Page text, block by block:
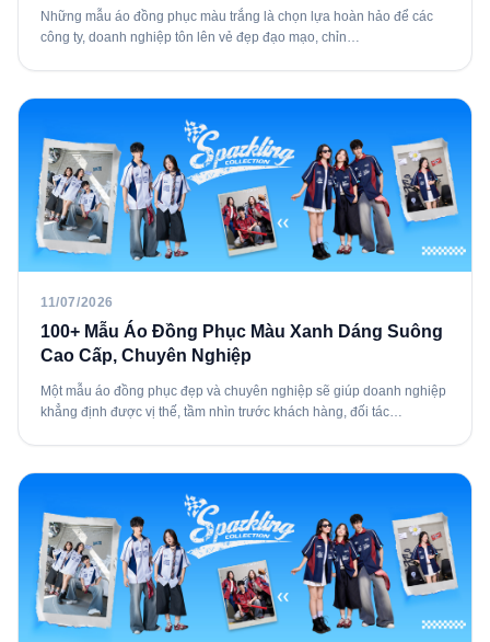
Những mẫu áo đồng phục màu trắng là chọn lựa hoàn hảo để các
công ty, doanh nghiệp tôn lên vẻ đẹp đạo mạo, chỉn…
11/07/2026
100+ Mẫu Áo Đồng Phục Màu Xanh Dáng Suông
Cao Cấp, Chuyên Nghiệp
Một mẫu áo đồng phục đẹp và chuyên nghiệp sẽ giúp doanh nghiệp
khẳng định được vị thế, tầm nhìn trước khách hàng, đối tác…